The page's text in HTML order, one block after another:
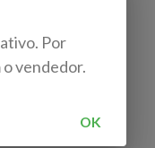
Por
vendedor.
OK